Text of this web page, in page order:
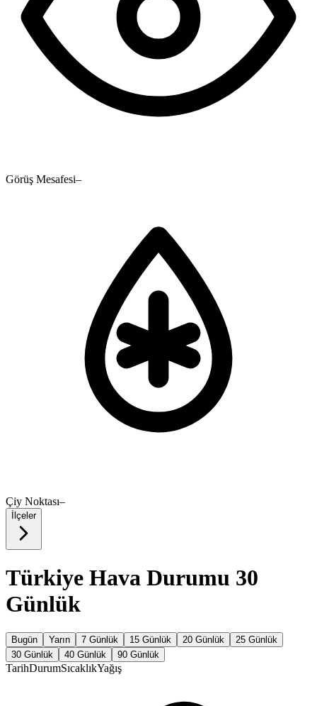
Görüş Mesafesi–
Çiy Noktası–
İlçeler
Türkiye Hava Durumu 30
Günlük
Bugün Yarın 7 Günlük 15 Günlük 20 Günlük
25 Günlük
30 Günlük
40 Günlük 90 Günlük
TarihDurumSıcaklıkYağış